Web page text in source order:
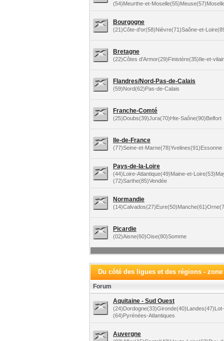
(54)Meurthe-et-
Bourgogne
(21)Côte-d'or(58)Nièvre(71)Saône-et-
Bretagne
(22)Côtes d'Armor(29)Finistère(35)Ile-et-
Flandres/Nord-Pas-de-Calais
(59)Nord(62)Pas-de-Calais
Franche-Comté
(25)Doubs(39)Jura(70)Hte-Saône(90)Belfort
Ile-de-France
(77)Seine-et-
Pays-de-la-Loire
(44)Loire-Atlantique(49)Maine-et-
(72)Sarthe(85)Vendée
Normandie
Picardie
(02)Aisne(60)Oise(80)Somme
Du côté des ligues et des régions -
Forum
Aquitaine - Sud Ouest
(64)Pyrénées-Atlantiques
Auvergne